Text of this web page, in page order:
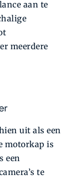
aan te
meerdere
uit als een
motorkap is
een
te